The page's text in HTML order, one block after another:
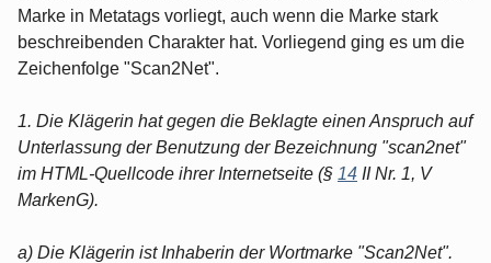
Marke in Metatags vorliegt, auch wenn die Marke stark
beschreibenden Charakter hat. Vorliegend ging es um die
Zeichenfolge "Scan2Net".
1. Die Klägerin hat gegen die Beklagte einen Anspruch auf
Unterlassung der Benutzung der Bezeichnung "scan2net"
im HTML-Quellcode ihrer Internetseite (§ 14 II Nr. 1, V
MarkenG).
a) Die Klägerin ist Inhaberin der Wortmarke "Scan2Net".